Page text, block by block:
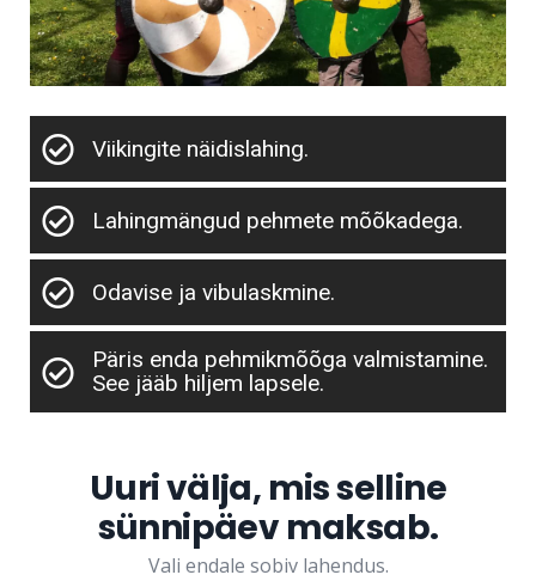
Viikingite näidislahing.
Lahingmängud pehmete mõõkadega.
Odavise ja vibulaskmine.
Päris enda pehmikmõõga valmistamine.
See jääb hiljem lapsele.
Uuri välja, mis selline
sünnipäev maksab.
Vali endale sobiv lahendus.